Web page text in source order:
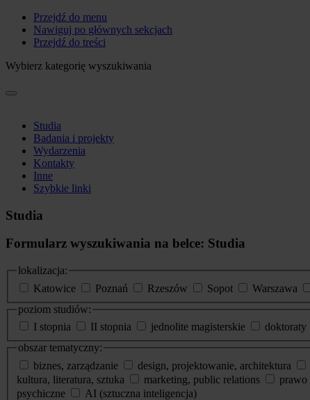
Przejdź do menu
Nawiguj po głównych sekcjach
Przejdź do treści
Wybierz kategorię wyszukiwania
Studia
Badania i projekty
Wydarzenia
Kontakty
Inne
Szybkie linki
Studia
Formularz wyszukiwania na belce: Studia
lokalizacja:
Katowice
Poznań Rzeszów Sopot Warszawa
poziom studiów:
I stopnia
II stopnia jednolite magisterskie doktoraty
obszar tematyczny:
biznes, zarządzanie
design, projektowanie, architektura
kultura, literatura, sztuka
marketing, public relations prawo
psychiczne
AI (sztuczna inteligencja)